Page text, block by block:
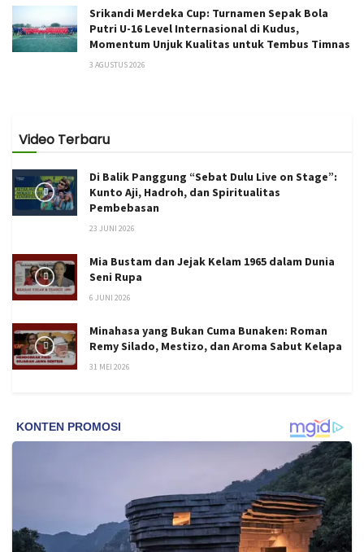
Srikandi Merdeka Cup: Turnamen Sepak Bola
Putri U-16 Level Internasional di Kudus,
Momentum Unjuk Kualitas untuk Tembus Timnas
3 AGUSTUS 2026
Video Terbaru
Di Balik Panggung “Sebat Dulu Live on Stage”:
Kunto Aji, Hadroh, dan Spiritualitas
Pembebasan
23 JUNI 2026
Mia Bustam dan Jejak Kelam 1965 dalam Dunia
Seni Rupa
6 JUNI 2026
Minahasa yang Bukan Cuma Bunaken: Roman
Remy Silado, Mestizo, dan Aroma Sabut Kelapa
31 MEI 2026